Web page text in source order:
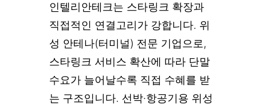
인텔리안테크는 스타링크 확장과
직접적인 연결고리가 강합니다. 위
성 안테나(터미널) 전문 기업으로,
스타링크 서비스 확산에 따라 단말
수요가 늘어날수록 직접 수혜를 받
는 구조입니다. 선박·항공기용 위성